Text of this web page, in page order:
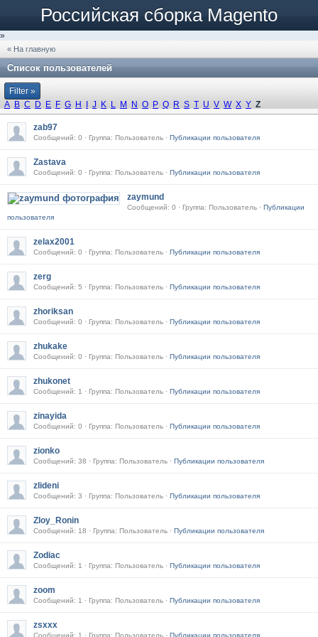
Российская сборка Magento
»
« На главную
Список пользователей
Filter »
A B C D E F G H J K L M N O P Q R S T U V W X Y Z
zab97
Сообщений: 0 · Группа: Пользователь · Публикации пользователя
Zastava
Сообщений: 0 · Группа: Пользователь · Публикации пользователя
zaymund
Сообщений: 0 · Группа: Пользователь · Публикации
пользователя
zelax2001
Сообщений: 0 · Группа: Пользователь · Публикации пользователя
zerg
Сообщений: 5 · Группа: Пользователь · Публикации пользователя
zhoriksan
Сообщений: 0 · Группа: Пользователь · Публикации пользователя
zhukake
Сообщений: 0 · Группа: Пользователь · Публикации пользователя
zhukonet
Сообщений: 1 · Группа: Пользователь · Публикации пользователя
zinayida
Сообщений: 0 · Группа: Пользователь · Публикации пользователя
zionko
Сообщений: 38 · Группа: Пользователь · Публикации пользователя
zlideni
Сообщений: 3 · Группа: Пользователь · Публикации пользователя
Zloy_Ronin
Сообщений: 18 · Группа: Пользователь · Публикации пользователя
Zodiac
Сообщений: 1 · Группа: Пользователь · Публикации пользователя
zoom
Сообщений: 1 · Группа: Пользователь · Публикации пользователя
zsxxx
Сообщений: 1 · Группа: Пользователь · Публикации пользователя